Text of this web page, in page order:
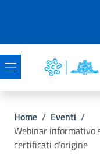
Briciole di
Home / Eventi /
Webinar informativo
certificati d'origine